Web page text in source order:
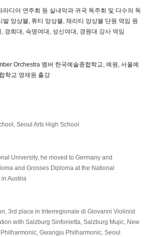
라디아 연주회 등 실내악과 귀국 독주회 및 다수의 독
발 앙상블, 튜티 앙상블, 채리티 앙상블 단원 역임 원
경희대, 숙명여대, 성신여대, 경원대 강사 역임
Orchestra 멤버 한국예술종합학교, 예원, 서울예
학교 영재원 출강
Seoul Arts High School
University, he moved to Germany and
and Grosses Diploma at the National
Austria
3rd place in Interregionale di Giovanni Violinist
with Salzburg Sinfonietta, Salzburg Mujic, New
Gwangju Philharmonic, Seoul